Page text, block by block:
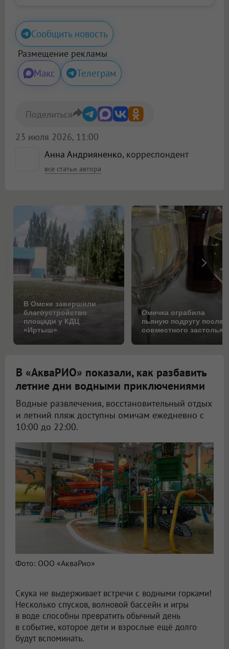
Сообщить новость
Размещение рекламы
Макс Телеграм
Анна Андрияненко, корреспондент
все статьи автора
23 июля 2026, 11:00
Поделиться
В Омске завершили
благоустройство
площади у КДЦ
«Иртыш»
Омичка ограбила
пьяную подругу после
совместного застолья
В «АкваРИО» показали, как разбавить
летние дни водными приключениями
Водные развлечения, восстановительный отдых
и летний пляж доступны омичам ежедневно с
10:00 до 22:00.
Фото: ООО «АкваРио»
Скука не выдерживает встречи с водными горками!
Несколько спусков, волновой бассейн и игры
в воде способны превратить обычный день
в событие, которое дети и взрослые ещё долго
будут вспоминать.